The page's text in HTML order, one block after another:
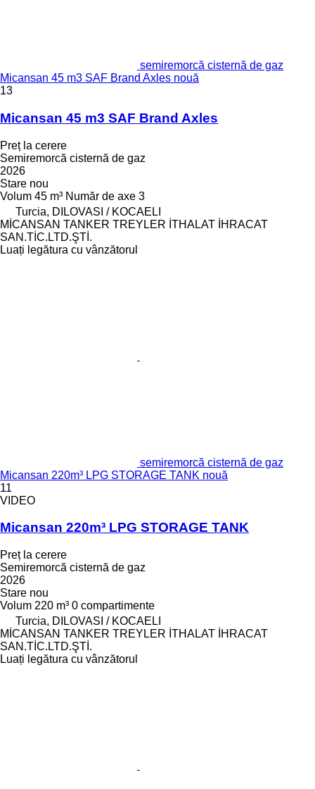
semiremorcă cisternă de gaz
Micansan 45 m3 SAF Brand Axles nouă
13
Micansan 45 m3 SAF Brand Axles
Preț la cerere
Semiremorcă cisternă de gaz
2026
Stare nou
Volum 45 m³ Număr de axe 3
Turcia, DILOVASI / KOCAELI
MİCANSAN TANKER TREYLER İTHALAT İHRACAT
SAN.TİC.LTD.ŞTİ.
Luați legătura cu vânzătorul
semiremorcă cisternă de gaz
Micansan 220m³ LPG STORAGE TANK nouă
11
VIDEO
Micansan 220m³ LPG STORAGE TANK
Preț la cerere
Semiremorcă cisternă de gaz
2026
Stare nou
Volum 220 m³ 0 compartimente
Turcia, DILOVASI / KOCAELI
MİCANSAN TANKER TREYLER İTHALAT İHRACAT
SAN.TİC.LTD.ŞTİ.
Luați legătura cu vânzătorul